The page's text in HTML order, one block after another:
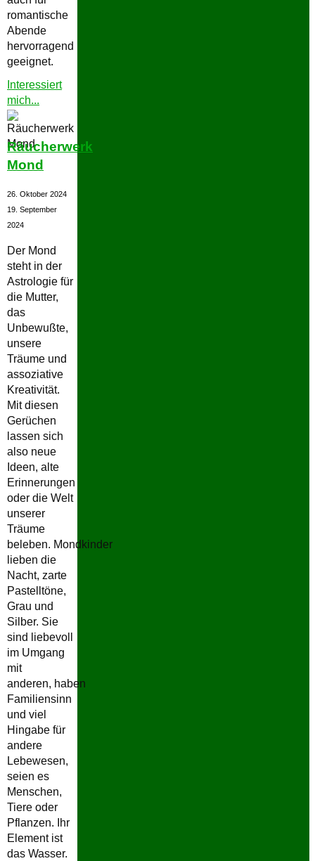
romantische
Abende
hervorragend
geeignet.
Interessiert
mich...
Räucherwerk
Mond
26. Oktober 2024
19. September
2024
Der Mond
steht in der
Astrologie für
die Mutter,
das
Unbewußte,
unsere
Träume und
assoziative
Kreativität.
Mit diesen
Gerüchen
lassen sich
also neue
Ideen, alte
Erinnerungen
oder die Welt
unserer
Träume
beleben. Mondkinder
lieben die
Nacht, zarte
Pastelltöne,
Grau und
Silber. Sie
sind liebevoll
im Umgang
mit
anderen, haben
Familiensinn
und viel
Hingabe für
andere
Lebewesen,
seien es
Menschen,
Tiere oder
Pflanzen. Ihr
Element ist
das Wasser.